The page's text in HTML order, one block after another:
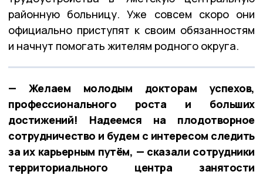
районную больницу. Уже совсем скоро они
официально приступят к своим обязанностям
и начнут помогать жителям родного округа.
— Желаем молодым докторам успехов,
профессионального роста и больших
достижений! Надеемся на плодотворное
сотрудничество и будем с интересом следить
за их карьерным путём, — сказали сотрудники
территориального центра занятости